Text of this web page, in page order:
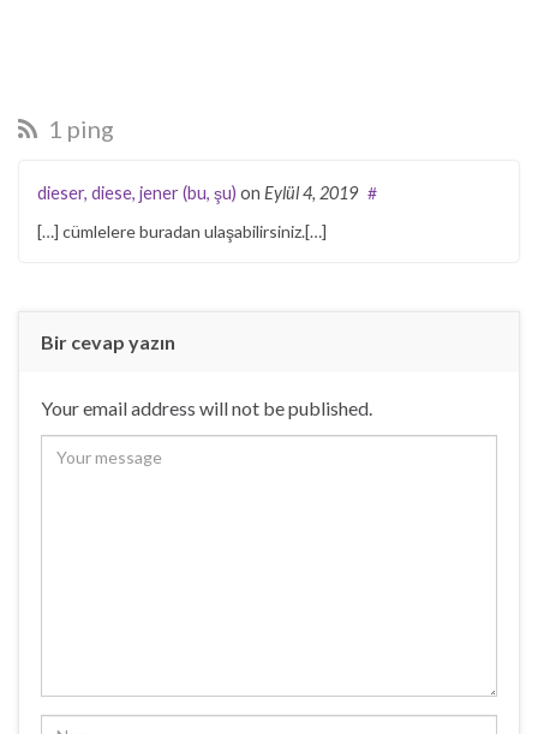
1 ping
dieser, diese, jener (bu, şu) on Eylül 4, 2019 #
[…] cümlelere buradan ulaşabilirsiniz.[…]
Bir cevap yazın
Your email address will not be published.